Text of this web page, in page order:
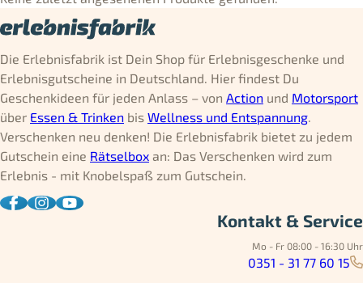
Die Erlebnisfabrik ist Dein Shop für Erlebnisgeschenke und
Erlebnisgutscheine in Deutschland. Hier findest Du
Geschenkideen für jeden Anlass – von Action und Motorsport
über Essen & Trinken bis Wellness und Entspannung.
Verschenken neu denken! Die Erlebnisfabrik bietet zu jedem
Gutschein eine Rätselbox an: Das Verschenken wird zum
Erlebnis - mit Knobelspaß zum Gutschein.
Kontakt & Service
Mo - Fr 08:00 - 16:30 Uhr
0351 - 31 77 60 15